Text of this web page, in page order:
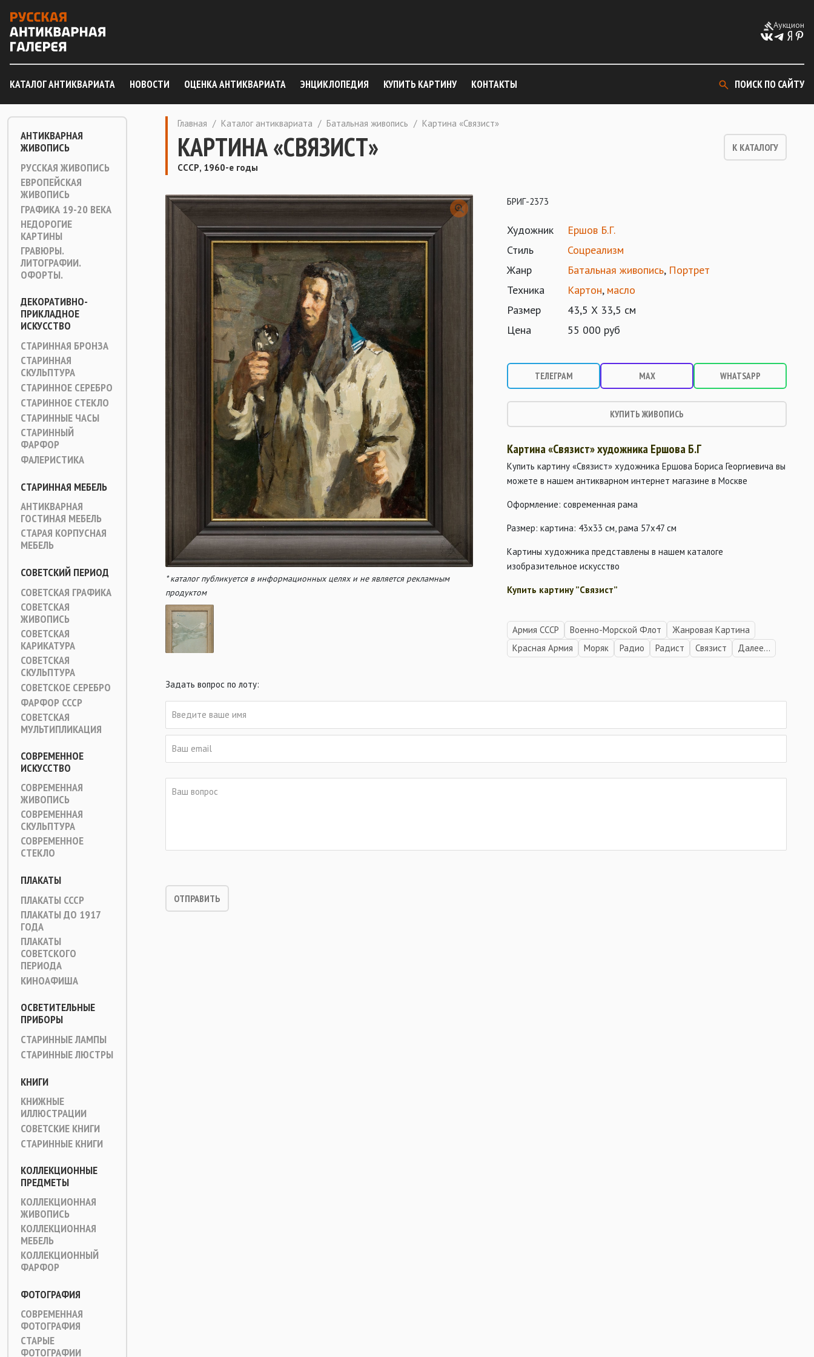
Аукцион
КАТАЛОГ АНТИКВАРИАТА НОВОСТИ ОЦЕНКА АНТИКВАРИАТА ЭНЦИКЛОПЕДИЯ КУПИТЬ КАРТИНУ КОНТАКТЫ ПОИСК ПО САЙТУ
АНТИКВАРНАЯ
ЖИВОПИСЬ
РУССКАЯ ЖИВОПИСЬ
ЕВРОПЕЙСКАЯ
ЖИВОПИСЬ
ГРАФИКА 19-20 ВЕКА
НЕДОРОГИЕ
КАРТИНЫ
ГРАВЮРЫ.
ЛИТОГРАФИИ.
ОФОРТЫ.
ДЕКОРАТИВНО-
ПРИКЛАДНОЕ
ИСКУССТВО
СТАРИННАЯ БРОНЗА
СТАРИННАЯ
СКУЛЬПТУРА
СТАРИННОЕ СЕРЕБРО
СТАРИННОЕ СТЕКЛО
СТАРИННЫЕ ЧАСЫ
СТАРИННЫЙ
ФАРФОР
ФАЛЕРИСТИКА
СТАРИННАЯ МЕБЕЛЬ
АНТИКВАРНАЯ
ГОСТИНАЯ МЕБЕЛЬ
СТАРАЯ КОРПУСНАЯ
МЕБЕЛЬ
СОВЕТСКИЙ ПЕРИОД
СОВЕТСКАЯ ГРАФИКА
СОВЕТСКАЯ
ЖИВОПИСЬ
СОВЕТСКАЯ
КАРИКАТУРА
СОВЕТСКАЯ
СКУЛЬПТУРА
СОВЕТСКОЕ СЕРЕБРО
ФАРФОР СССР
СОВЕТСКАЯ
МУЛЬТИПЛИКАЦИЯ
СОВРЕМЕННОЕ
ИСКУССТВО
СОВРЕМЕННАЯ
ЖИВОПИСЬ
СОВРЕМЕННАЯ
СКУЛЬПТУРА
СОВРЕМЕННОЕ
СТЕКЛО
ПЛАКАТЫ
ПЛАКАТЫ СССР
ПЛАКАТЫ ДО 1917
ГОДА
ПЛАКАТЫ
СОВЕТСКОГО
ПЕРИОДА
КИНОАФИША
ОСВЕТИТЕЛЬНЫЕ
ПРИБОРЫ
СТАРИННЫЕ ЛАМПЫ
СТАРИННЫЕ ЛЮСТРЫ
КНИГИ
КНИЖНЫЕ
ИЛЛЮСТРАЦИИ
СОВЕТСКИЕ КНИГИ
СТАРИННЫЕ КНИГИ
КОЛЛЕКЦИОННЫЕ
ПРЕДМЕТЫ
КОЛЛЕКЦИОННАЯ
ЖИВОПИСЬ
КОЛЛЕКЦИОННАЯ
МЕБЕЛЬ
КОЛЛЕКЦИОННЫЙ
ФАРФОР
ФОТОГРАФИЯ
СОВРЕМЕННАЯ
ФОТОГРАФИЯ
СТАРЫЕ
ФОТОГРАФИИ
Главная / Каталог антиквариата / Батальная живопись / Картина «Связист»
КАРТИНА «СВЯЗИСТ» К КАТАЛОГУ
СССР, 1960-е годы
* каталог публикуется в информационных целях и не является рекламным
продуктом
БРИГ-2373
Художник
Ершов Б.Г.
Стиль
Соцреализм
Жанр
Батальная живопись, Портрет
Техника
Картон, масло
Размер
43,5 Х 33,5 см
Цена
55 000 руб
ТЕЛЕГРАМ MAX WHATSAPP
КУПИТЬ ЖИВОПИСЬ
Картина «Связист» художника Ершова Б.Г
Купить картину «Связист» художника Ершова Бориса Георгиевича вы
можете в нашем антикварном интернет магазине в Москве
Оформление: современная рама
Размер: картина: 43х33 см, рама 57х47 см
Картины художника представлены в нашем каталоге
изобразительное искусство
Купить картину ”Связист”
Армия СССР Военно-Морской Флот
Жанровая Картина
Красная Армия
Моряк Радио Радист Связист Далее...
Задать вопрос по лоту: